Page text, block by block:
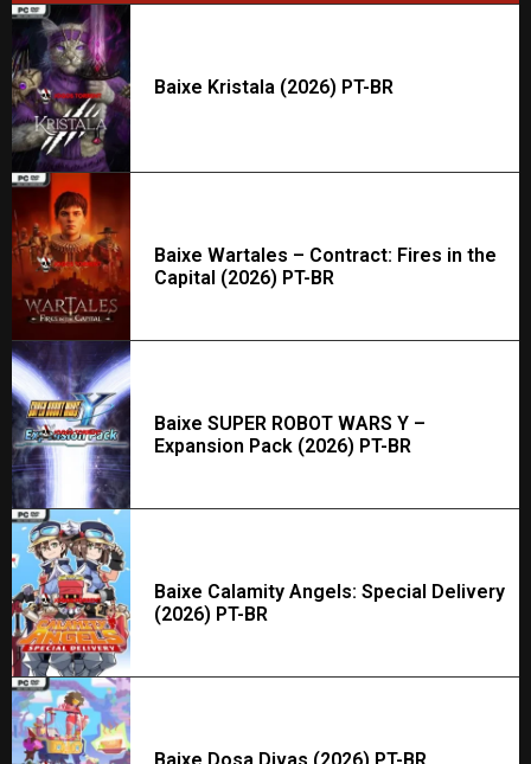
Baixe Kristala (2026) PT-BR
Baixe Wartales – Contract: Fires in the
Capital (2026) PT-BR
Baixe SUPER ROBOT WARS Y –
Expansion Pack (2026) PT-BR
Baixe Calamity Angels: Special Delivery
(2026) PT-BR